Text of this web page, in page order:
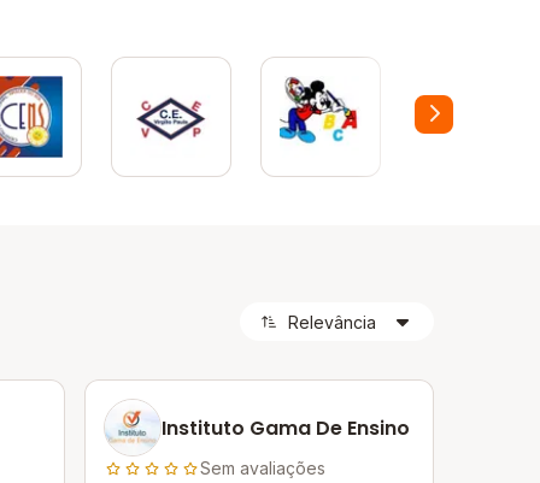
Instituto Gama De Ensino
Sem avaliações